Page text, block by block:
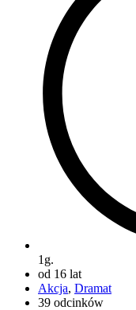
1g.
od 16 lat
Akcja, Dramat
39 odcinków